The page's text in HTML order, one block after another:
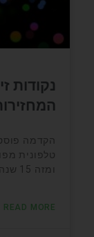
נקודות
הקדמה
טלפונית
ומזה 15 שנה ומשלם מזונות לגרושתו – וגילה רק
READ MORE »